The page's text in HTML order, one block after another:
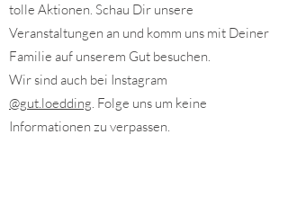
tolle Aktionen. Schau Dir unsere
Veranstaltungen an und komm uns mit Deiner
Familie auf unserem Gut besuchen.
Wir sind auch bei Instagram
@gut.loedding. Folge uns um keine
Informationen zu verpassen.